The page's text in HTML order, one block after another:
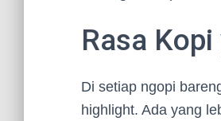
Rasa
Di setiap ngopi
highlight. Ada yang